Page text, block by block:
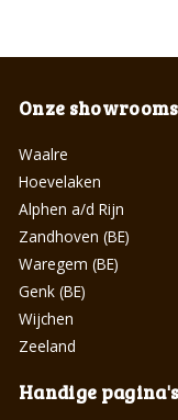
Onze showrooms
Waalre
Hoevelaken
Alphen a/d Rijn
Zandhoven (BE)
Waregem (BE)
Genk (BE)
Wijchen
Zeeland
Handige pagina's